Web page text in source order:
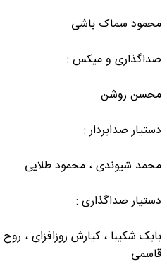
محمود سماک باشی
صداگذاری و میکس :
محسن روشن
دستیار صدابردار :
محمد شیوندی ، محمود طلایی
دستیار صداگذاری :
بابک شکیبا ، کیارش روزافزای ،
قاسمی